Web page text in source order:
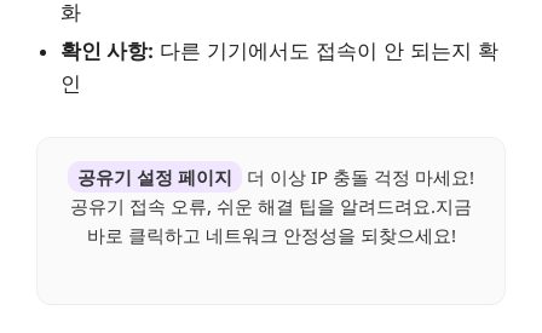
화
확인 사항: 다른 기기에서도 접속이 안 되는지 확
인
공유기 설정 페이지
더 이상 IP 충돌 걱정 마세요!
공유기 접속 오류, 쉬운 해결 팁을 알려드려요.지금
바로 클릭하고 네트워크 안정성을 되찾으세요!